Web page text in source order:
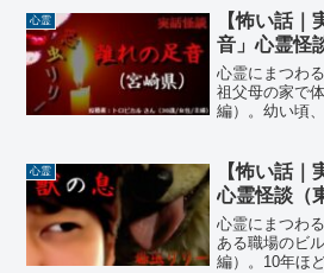
心霊
【怖い話｜
音」心霊怪
心霊にまつわ
祖父母の家で
編）。幼い頃
と離れに分か
べお風呂に入
眠るという二
た…
心霊
【怖い話｜
心霊怪談（
心霊にまつわ
ある職場のビ
編）。10年ほ